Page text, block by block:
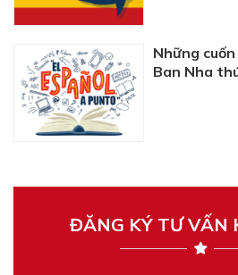
Những
Ban Nha
ĐĂNG KÝ TƯ VẤN